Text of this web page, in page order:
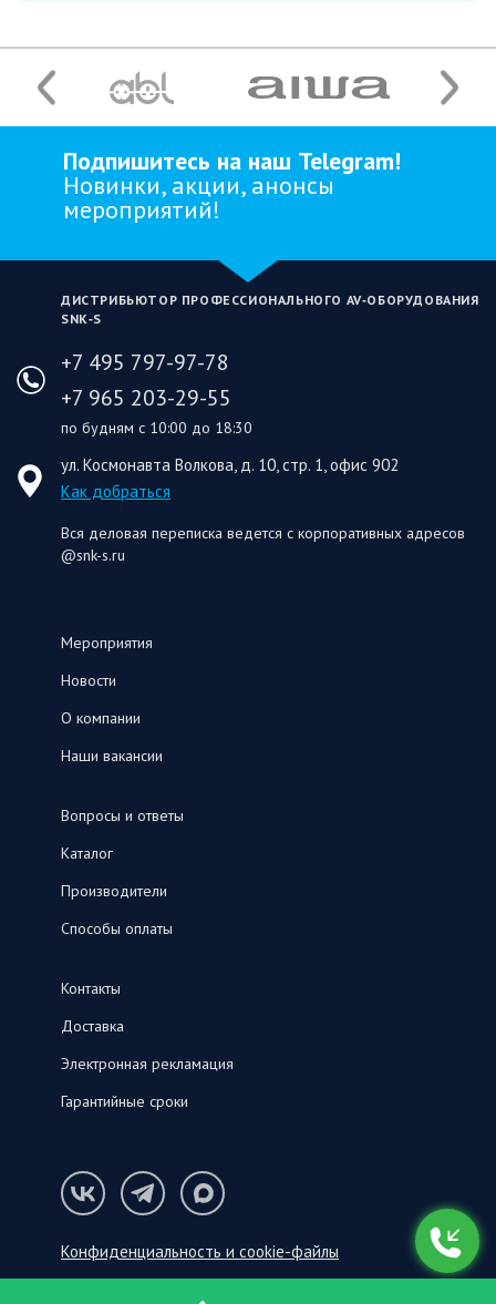
Подпишитесь на наш Telegram!
Новинки, акции, анонсы
мероприятий!
ДИСТРИБЬЮТОР ПРОФЕССИОНАЛЬНОГО AV‑ОБОРУДОВАНИЯ
SNK‑S
+7 495 797-97-78
+7 965 203-29-55
по будням с 10:00 до 18:30
ул. Космонавта Волкова, д. 10, стр. 1, офис 902
Как добраться
Вся деловая переписка ведется с корпоративных адресов
@snk-s.ru
Мероприятия
Новости
О компании
Наши вакансии
Вопросы и ответы
Каталог
Производители
Способы оплаты
Контакты
Доставка
Электронная рекламация
Гарантийные сроки
Конфиденциальность и cookie-файлы